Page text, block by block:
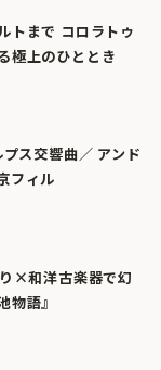
トまで コロラトゥ
極上のひととき
ス交響曲／ アンド
フィル
×和洋古楽器で幻
物語』